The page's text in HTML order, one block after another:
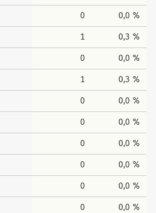
0 0,0 %
1 0,3 %
0 0,0 %
1 0,3 %
0 0,0 %
0 0,0 %
0 0,0 %
0 0,0 %
0 0,0 %
0 0,0 %